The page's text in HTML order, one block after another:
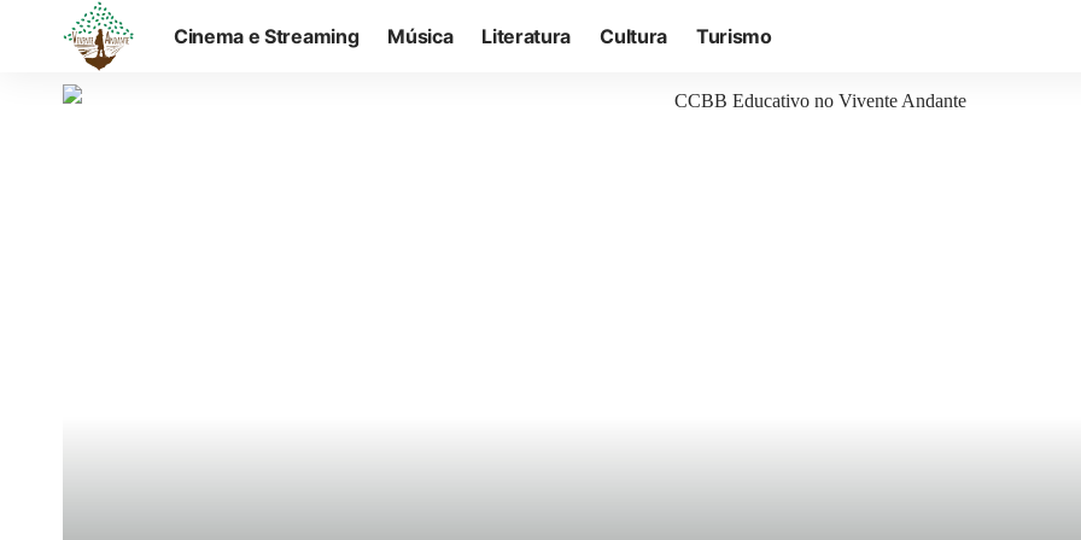
Cinema e Streaming Música Literatura Cultura Turismo